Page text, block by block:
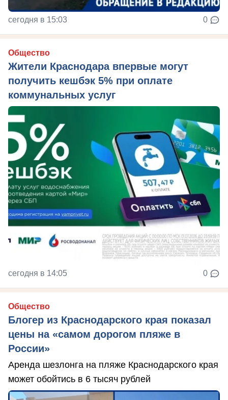
сегодня в 15:03 0
Общество
Жители Краснодара впервые могут
получить кешбэк 5% при оплате
коммунальных услуг
сегодня в 14:05 0
Общество
Блогер из Краснодарского края показал
цены на «самом дорогом пляже в
России»
Аренда шезлонга на пляже Краснодарского края
может обойтись в 6 тысяч рублей